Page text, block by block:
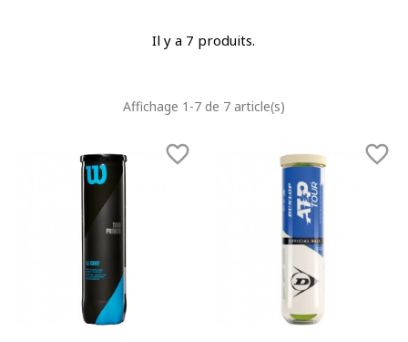
Il y a 7 produits.
Affichage 1-7 de 7 article(s)
 